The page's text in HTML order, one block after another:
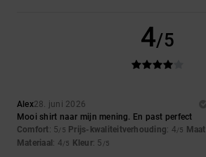
4/5
Alex28. juni 2026
Mooi shirt naar mijn mening. En past perfect
Comfort: 5/5 Prijs-kwaliteitverhouding: 4/5 Maat
Materiaal : 4/5 Kleur: 5 /5